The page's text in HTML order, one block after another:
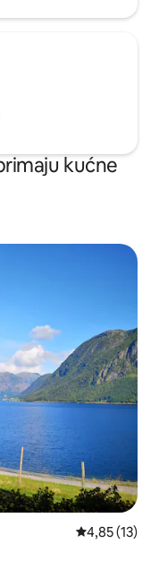
kućne
Prosječna
4,85 (13)